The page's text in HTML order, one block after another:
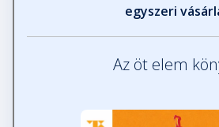
egyszeri
Az öt elem